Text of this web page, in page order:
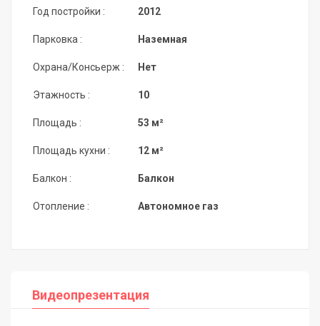
Год постройки :
Парковка :
Охрана/Консьерж :
Этажность :
Площадь :
Площадь кухни :
Балкон :
Отопление :
2012
Наземная
Нет
10
53 м²
12 м²
Балкон
Автономное газ
Видеопрезентация